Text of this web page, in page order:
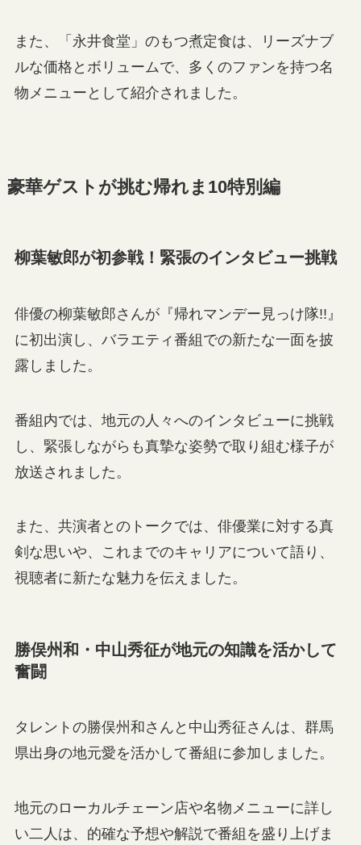
また、「永井食堂」のもつ煮定食は、リーズナブ
ルな価格とボリュームで、多くのファンを持つ名
物メニューとして紹介されました。
豪華ゲストが挑む帰れま10特別編
柳葉敏郎が初参戦！緊張のインタビュー挑戦
俳優の柳葉敏郎さんが『帰れマンデー見っけ隊!!』
に初出演し、バラエティ番組での新たな一面を披
露しました。
番組内では、地元の人々へのインタビューに挑戦
し、緊張しながらも真摯な姿勢で取り組む様子が
放送されました。
また、共演者とのトークでは、俳優業に対する真
剣な思いや、これまでのキャリアについて語り、
視聴者に新たな魅力を伝えました。
勝俣州和・中山秀征が地元の知識を活かして
奮闘
タレントの勝俣州和さんと中山秀征さんは、群馬
県出身の地元愛を活かして番組に参加しました。
地元のローカルチェーン店や名物メニューに詳し
い二人は、的確な予想や解説で番組を盛り上げま